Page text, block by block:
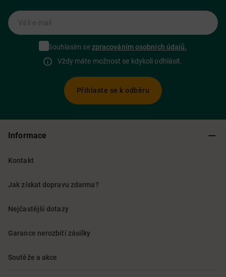
Váš e-mail
Souhlasím sezpracováním osobních údajů.
Vždy máte možnost se kdykoli odhlásit.
Přihlaste se k odběru
Informace
Kontakt
Jak získat dopravu zdarma?
Nejčastější dotazy
Garance nerozbití zásilky
Soutěže a akce